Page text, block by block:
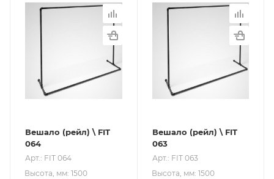
Вешало (рейл) \ FIT
064
Арт.: FIT 064
Высота, мм: 1500
Вешало (рейл) \ FIT
063
Арт.: FIT 063
Высота, мм: 1500